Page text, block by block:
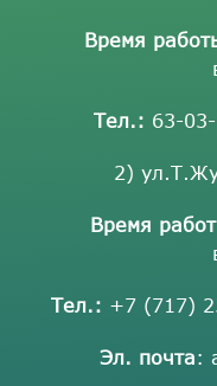
Время
Тел.: 63-
2)
Время
Тел.: +7 (717)
Эл. почта: